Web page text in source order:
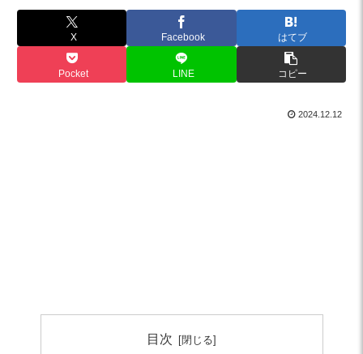
X Facebook はてブ
Pocket LINE コピー
2024.12.12
目次